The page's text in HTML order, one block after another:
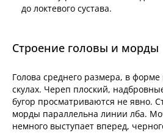
до локтевого сустава.
Строение головы и морды
Голова среднего размера, в
скулах. Череп плоский,
бугор просматриваются не явно.
морды параллельна линии лба.
немного выступает вперед,